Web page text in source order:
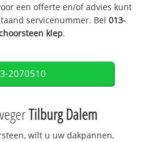
een offerte en/of advies kunt
servicenummer. Bel013-
klep.
2070510
Tilburg Dalem
wilt u uw dakpannen,